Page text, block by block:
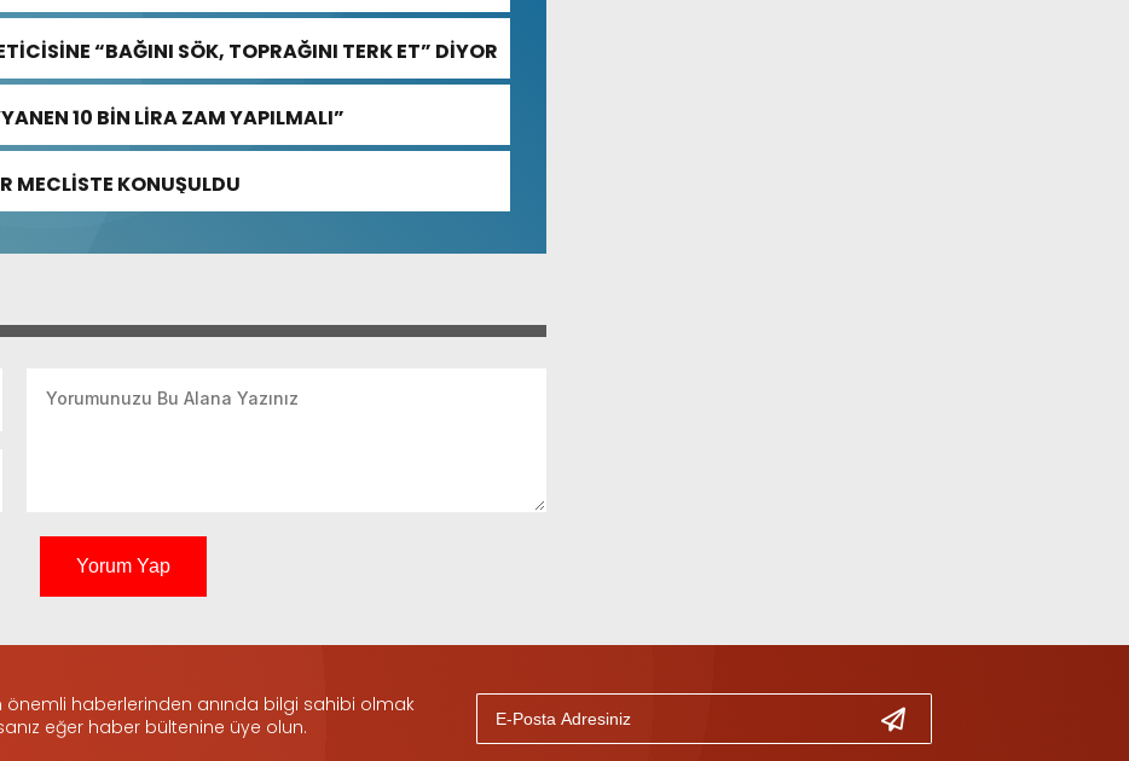
“BAĞINI SÖK, TOPRAĞINI TERK ET” DİYOR
10 BİN LİRA ZAM YAPILMALI”
MECLİSTE KONUŞULDU
Yorum Yap
önemli haberlerinden anında bilgi sahibi olmak
eğer haber bültenine üye olun.